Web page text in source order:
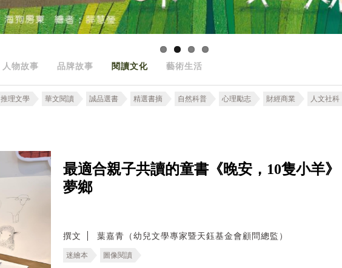
人物故事 品牌故事 閱讀文化 藝術生活
推理文學 華文閱讀 誠品選書 精選書摘 自然科普 心理勵志 財經商業 人文社科
最適合親子共讀的童書《晚安，10隻小羊
夢鄉
撰文 葉嘉青（幼兒文學專家暨天鈺基金會顧問總監）
迷繪本 圖像閱讀